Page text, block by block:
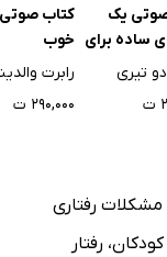
یک
ساده برای
جمعی
تیری
کتاب صوتی
خوب
رابرت
۲۹۰,۰۰۰ ت
مشکلات رفتاری
کودکان، رفتار